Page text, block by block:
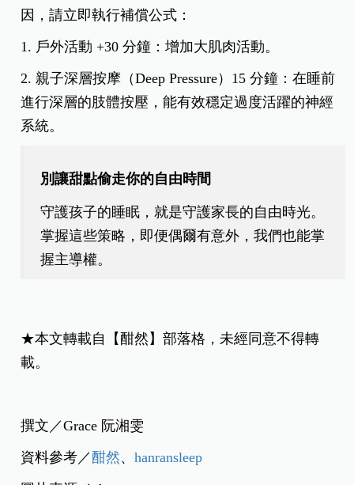
因，請立即執行補償公式：
1. 戶外活動 +30 分鐘：增加大肌肉活動。
2. 親子深層按摩（Deep Pressure）15 分鐘：在睡前
進行深層的肢體按壓，能有效穩定過度活躍的神經
系統。
別讓甜點偷走你的自由時間
守護孩子的睡眠，就是守護家長的自由時光。
掌握這些策略，即便偶爾有意外，我們也能掌
握主導權。
★本文轉載自【酣然】部落格，未經同意不得轉
載。
撰文／Grace 阮湘雯
資料參考／酣然、hanransleep